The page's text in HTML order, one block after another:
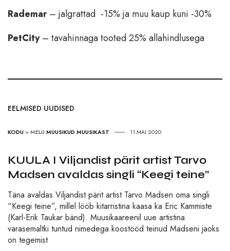
Rademar– jalgrattad -15% ja muu kaup kuni -30%
PetCity– tavahinnaga tooted 25% allahindlusega
EELMISED UUDISED
KODU >MELU MUUSIKUD MUUSIKAST 11.MAI 2020
KUULA I Viljandist pärit artist Tarvo
Madsen avaldas singli “Keegi teine”
Täna avaldas Viljandist pärit artist Tarvo Madsen oma singli
“Keegi teine”, millel lööb kitarristina kaasa ka Eric Kammiste
(Karl-Erik Taukar bänd). Muusikaareenil uue artistina
varasemaltki tuntud nimedega koostööd teinud Madseni jaoks
on tegemist